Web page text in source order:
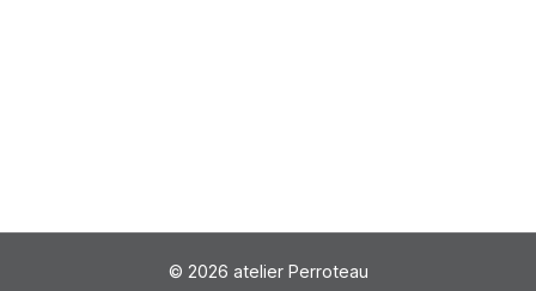
© 2026 atelier Perroteau